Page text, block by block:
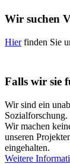
Wir suchen
Hierfinden Sie
Falls wir sie
Wir sind ein
Sozialforschung.
Wir machen
unseren
eingehalten.
Weitere